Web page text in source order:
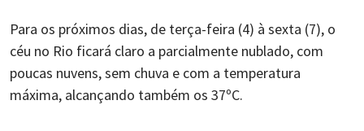
Para os próximos dias, de terça-feira (4) à sexta (7), o
céu no Rio ficará claro a parcialmente nublado, com
poucas nuvens, sem chuva e com a temperatura
máxima, alcançando também os 37ºC.